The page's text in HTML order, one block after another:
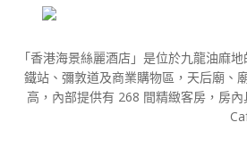
「香港海景絲麗酒店」是位於九龍油麻
鐵站、彌敦道及商業購物區，天后廟、
高，內部提供有 268 間精緻客房，房